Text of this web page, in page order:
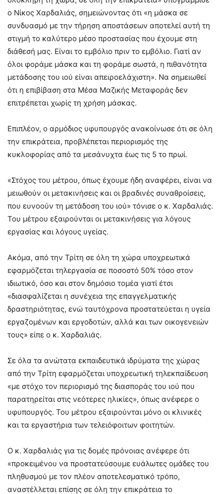
ο Νίκος Χαρδαλιάς, σημειώνοντας ότι «η μάσκα σε
συνδυασμό με την τήρηση αποστάσεων αποτελεί αυτή τη
στιγμή το καλύτερο μέσο προστασίας που έχουμε στη
διάθεσή μας. Είναι το εμβόλιο πριν το εμβόλιο. Γιατί αν
όλοι φοράμε μάσκα και τη φοράμε σωστά, η πιθανότητα
μετάδοσης του ιού είναι απειροελάχιστη». Να σημειωθεί
ότι η επιβίβαση στα Μέσα Μαζικής Μεταφοράς δεν
επιτρέπεται χωρίς τη χρήση μάσκας.
Επιπλέον, ο αρμόδιος υφυπουργός ανακοίνωσε ότι σε όλη
την επικράτεια, προβλέπεται περιορισμός της
κυκλοφορίας από τα μεσάνυχτα έως τις 5 το πρωί.
«Στόχος του μέτρου, όπως έχουμε ήδη αναφέρει, είναι να
μειωθούν οι μετακινήσεις και οι βραδινές συναθροίσεις,
που ευνοούν τη μετάδοση του ιού» τόνισε ο κ. Χαρδαλιάς.
Του μέτρου εξαιρούνται οι μετακινήσεις για λόγους
εργασίας και λόγους υγείας.
Ακόμα, από την Τρίτη σε όλη τη χώρα υποχρεωτικά
εφαρμόζεται τηλεργασία σε ποσοστό 50% τόσο στον
ιδιωτικό, όσο και στον δημόσιο τομέα γιατί έτσι
«διασφαλίζεται η συνέχεια της επαγγελματικής
δραστηριότητας, ενώ ταυτόχρονα προστατεύεται η υγεία
εργαζομένων και εργοδοτών, αλλά και των οικογενειών
τους» είπε ο κ. Χαρδαλιάς.
Σε όλα τα ανώτατα εκπαιδευτικά ιδρύματα της χώρας
από την Τρίτη εφαρμόζεται υποχρεωτική τηλεκπαίδευση
«με στόχο τον περιορισμό της διασποράς του ιού που
παρατηρείται στις νεότερες ηλικίες», όπως ανέφερε ο
υφυπουργός. Του μέτρου εξαιρούνται μόνο οι κλινικές
και τα εργαστήρια των τελειόφοιτων φοιτητών.
Ο κ. Χαρδαλιάς για τις δομές πρόνοιας ανέφερε ότι
«προκειμένου να προστατεύσουμε ευάλωτες ομάδες του
πληθυσμού με τον πλέον αποτελεσματικό τρόπο,
αναστέλλεται επίσης σε όλη την επικράτεια το